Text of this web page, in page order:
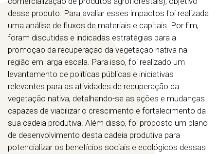
desse produto. Para avaliar esses impactos foi realizada
uma análise de fluxos de materiais e capitais. Por fim,
foram discutidas e indicadas estratégias para a
promoção da recuperação da vegetação nativa na
região em larga escala. Para isso, foi realizado um
levantamento de políticas públicas e iniciativas
relevantes para as atividades de recuperação da
vegetação nativa, detalhando-se as ações e mudanças
capazes de viabilizar o crescimento e fortalecimento da
sua cadeia produtiva. Além disso, foi proposto um plano
de desenvolvimento desta cadeia produtiva para
potencializar os benefícios sociais e ecológicos dessas